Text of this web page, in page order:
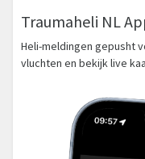
Traumaheli NL
Heli-meldingen gepusht
vluchten en bekijk live